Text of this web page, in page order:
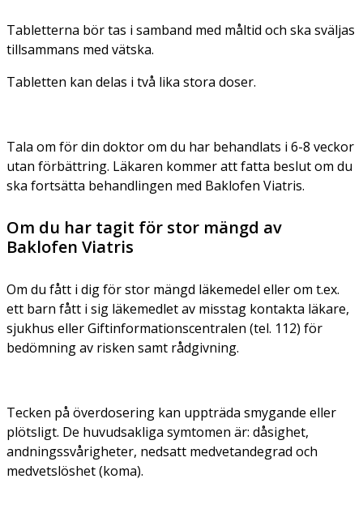
Tabletterna bör tas i samband med måltid och ska sväljas
tillsammans med vätska.
Tabletten kan delas i två lika stora doser.
Tala om för din doktor om du har behandlats i 6-8 veckor
utan förbättring. Läkaren kommer att fatta beslut om du
ska fortsätta behandlingen med Baklofen Viatris.
Om du har tagit för stor mängd av
Baklofen Viatris
Om du fått i dig för stor mängd läkemedel eller om t.ex.
ett barn fått i sig läkemedlet av misstag kontakta läkare,
sjukhus eller Giftinformationscentralen (tel. 112) för
bedömning av risken samt rådgivning.
Tecken på överdosering kan uppträda smygande eller
plötsligt. De huvudsakliga symtomen är: dåsighet,
andningssvårigheter, nedsatt medvetandegrad och
medvetslöshet (koma).